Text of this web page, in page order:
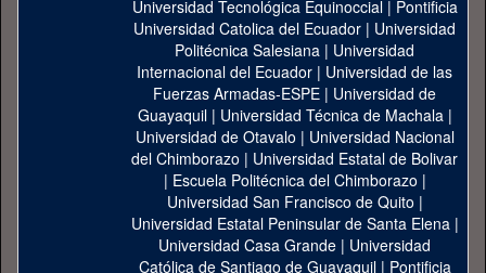
Universidad Tecnológica Equinoccial| Pontificia
Universidad Catolica del Ecuador | Universidad
Politécnica Salesiana | Universidad
Internacional del Ecuador | Universidad de las
Fuerzas Armadas-ESPE | Universidad de
Guayaquil| Universidad Técnica de Machala|
Universidad de Otavalo | Universidad Nacional
del Chimborazo | Universidad Estatal de Bolivar
| Escuela Politécnica del Chimborazo |
Universidad San Francisco de Quito |
Universidad Estatal Peninsular de Santa Elena|
Universidad Casa Grande | Universidad
Católica de Santiago de Guayaquil| Pontificia